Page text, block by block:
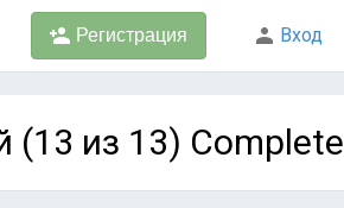
Регистрация Вход
(13 из 13) Complete